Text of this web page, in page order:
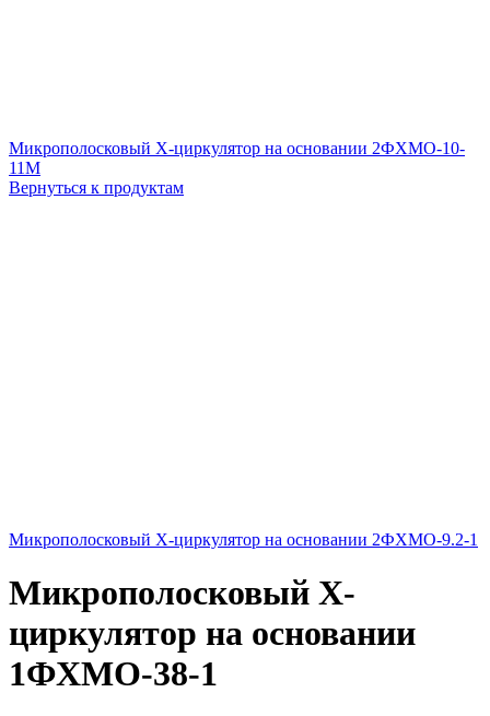
Микрополосковый X-циркулятор на основании 2ФХМО-10-
11М
Вернуться к продуктам
Микрополосковый X-циркулятор на основании 2ФХМО-9.2-1
Микрополосковый X-
циркулятор на основании
1ФХМО-38-1